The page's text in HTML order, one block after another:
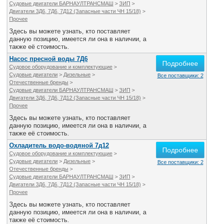
Судовые двигатели БАРНАУЛТРАНСМАШ > ЗИП >
Двигатели 3Д6, 7Д6, 7Д12 (Запасные части ЧН 15/18) >
Прочее
Здесь вы можете узнать, кто поставляет
данную позицию, имеется ли она в наличии, а
также её стоимость.
Насос пресной воды 7Д6
Судовое оборудование и комплектующие >
Судовые двигатели > Дизельные >
Отечественные бренды >
Судовые двигатели БАРНАУЛТРАНСМАШ > ЗИП >
Двигатели 3Д6, 7Д6, 7Д12 (Запасные части ЧН 15/18) >
Прочее
Здесь вы можете узнать, кто поставляет
данную позицию, имеется ли она в наличии, а
также её стоимость.
Подробнее
Все поставщики: 2
Охладитель водо-водяной 7д12
Судовое оборудование и комплектующие >
Судовые двигатели > Дизельные >
Отечественные бренды >
Судовые двигатели БАРНАУЛТРАНСМАШ > ЗИП >
Двигатели 3Д6, 7Д6, 7Д12 (Запасные части ЧН 15/18) >
Прочее
Здесь вы можете узнать, кто поставляет
данную позицию, имеется ли она в наличии, а
также её стоимость.
Подробнее
Все поставщики: 2